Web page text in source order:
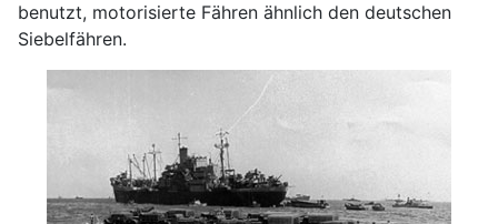
benutzt, motorisierte Fähren ähnlich den deutschen
Siebelfähren.